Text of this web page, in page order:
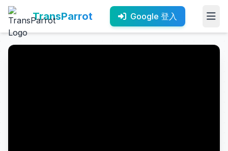
TransParrot Google 登入